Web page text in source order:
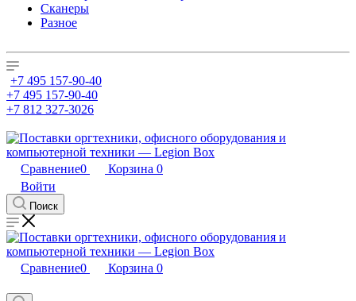
Сканеры
Разное
+7 495 157-90-40
+7 495 157-90-40
+7 812 327-3026
Сравнение0 Корзина 0
Войти
Поиск
Сравнение0 Корзина 0